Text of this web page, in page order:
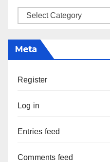
Categories
Meta
Register
Log in
Entries feed
Comments feed